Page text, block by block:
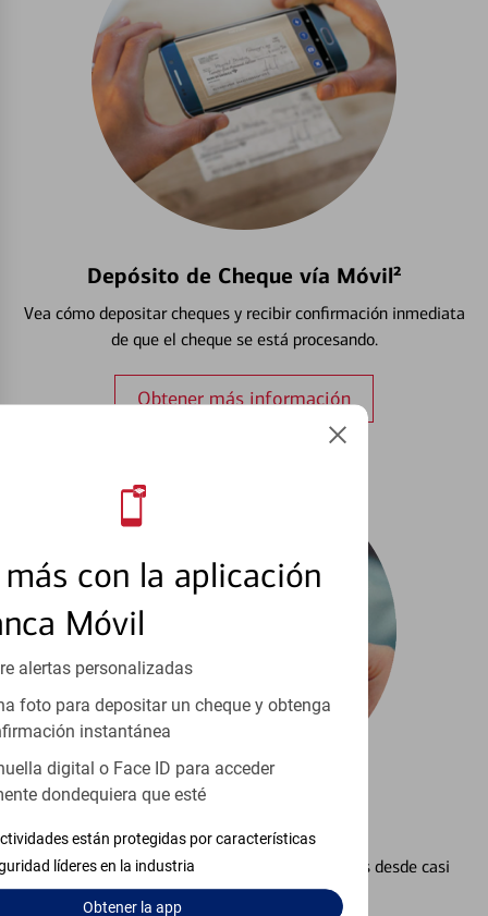
con la aplicación
Móvil
alertas personalizadas
foto para depositar un cheque y obtenga
instantánea
digital o Face ID para acceder
dondequiera que esté
están protegidas por características
líderes en la industria
Obtenerla app
Depósito de Cheque vía Móvil²
Vea cómo depositar cheques y recibir confirmación inmediata
de que el cheque se está procesando.
Obtener más información
Configurar Alertas³
Vea cómo mantener el control de sus finanzas desde casi
cualquier lugar.